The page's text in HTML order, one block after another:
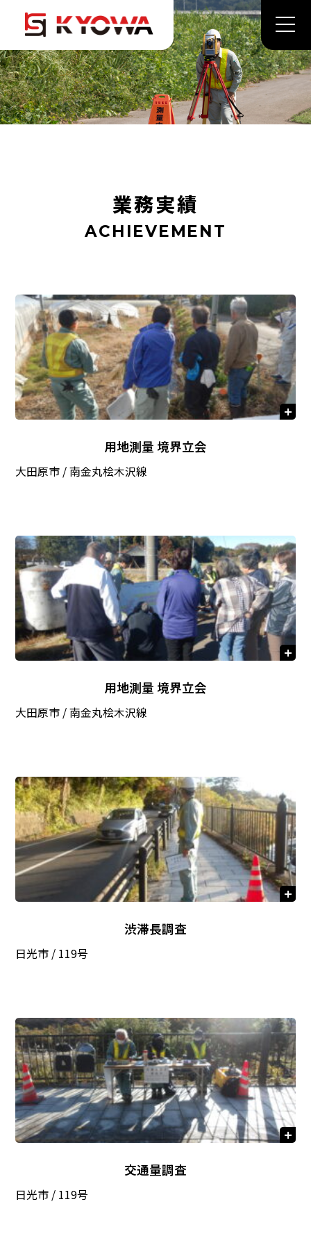
業務実績
ACHIEVEMENT
用地測量 境界立会
大田原市 / 南金丸桧木沢線
用地測量 境界立会
大田原市 / 南金丸桧木沢線
渋滞長調査
日光市 / 119号
交通量調査
日光市 / 119号